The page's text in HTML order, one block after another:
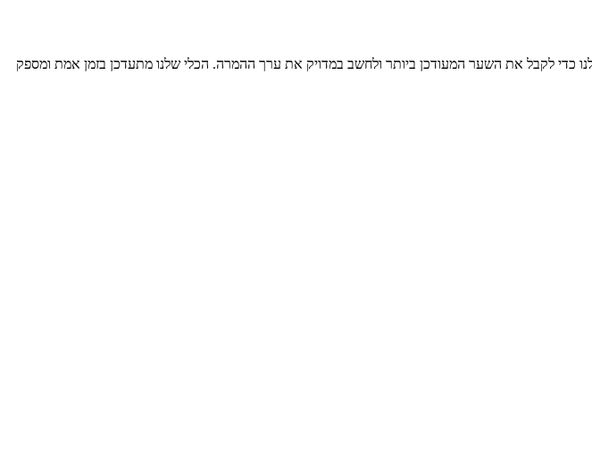
לקבל את השער המעודכן ביותר ולחשב במדויק את ערך ההמרה. הכלי שלנו מתעדכן בזמן אמת ומספק